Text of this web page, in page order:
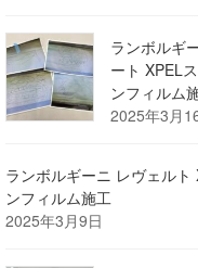
ランボルギ
ート XPEL
ンフィルム
2025年3月
ランボルギーニ レヴェルト
ンフィルム施工
2025年3月9日